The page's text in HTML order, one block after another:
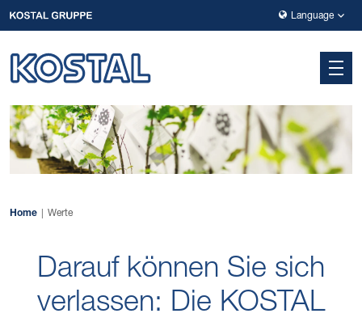
Zur Hauptnavigation springen
Zum Hauptinhalt springen
Zur Fußzeile der Seite springen
Language
Home Werte
Darauf können Sie sich
verlassen: Die KOSTAL